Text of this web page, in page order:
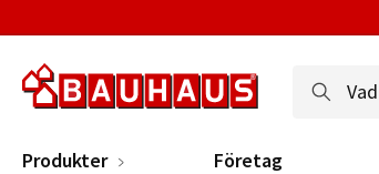
Produkter Företag